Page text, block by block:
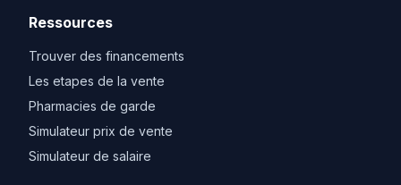
Ressources
Trouver des financements
Les etapes de la vente
Pharmacies de garde
Simulateur prix de vente
Simulateur de salaire